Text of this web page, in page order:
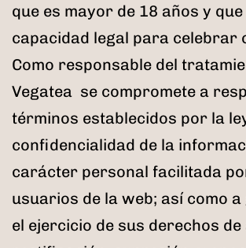
que es mayor de 18 años y
capacidad legal para celebrar
Como responsable del
Vegatea se compromete a
términos establecidos por la
confidencialidad de la
carácter personal facilitada
usuarios de la web; así como
el ejercicio de sus derechos de